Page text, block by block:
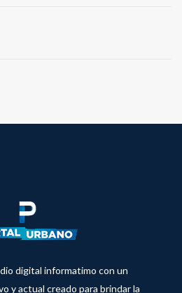
digital informatimo con un
y actual creado para brindar la